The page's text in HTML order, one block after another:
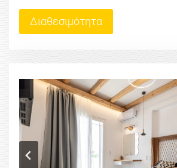
Διαθεσιμότητα